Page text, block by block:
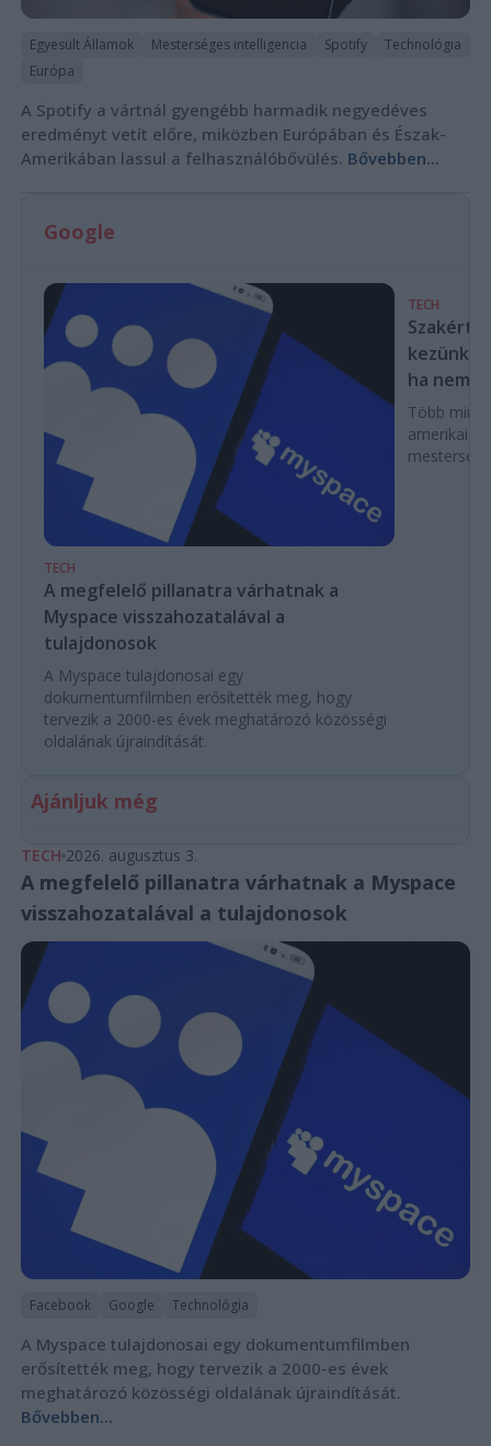
Egyesült Államok Mesterséges intelligencia Spotify
Technológia
Európa
A Spotify a vártnál gyengébb harmadik negyedéves
eredményt vetít előre, miközben Európában és Észak-
Amerikában lassul a felhasználóbővülés. Bővebben...
Google
TECH
A megfelelő pillanatra várhatnak a
Myspace visszahozatalával a
tulajdonosok
A Myspace tulajdonosai egy
dokumentumfilmben erősítették meg, hogy
tervezik a 2000-es évek meghatározó közösségi
oldalának újraindítását.
TECH
ha nem
Több mint
amerikai
Ajánljuk még
TECH 2026. augusztus 3.
A megfelelő pillanatra várhatnak a Myspace
visszahozatalával a tulajdonosok
Facebook Google Technológia
A Myspace tulajdonosai egy dokumentumfilmben
erősítették meg, hogy tervezik a 2000-es évek
meghatározó közösségi oldalának újraindítását.
Bővebben...